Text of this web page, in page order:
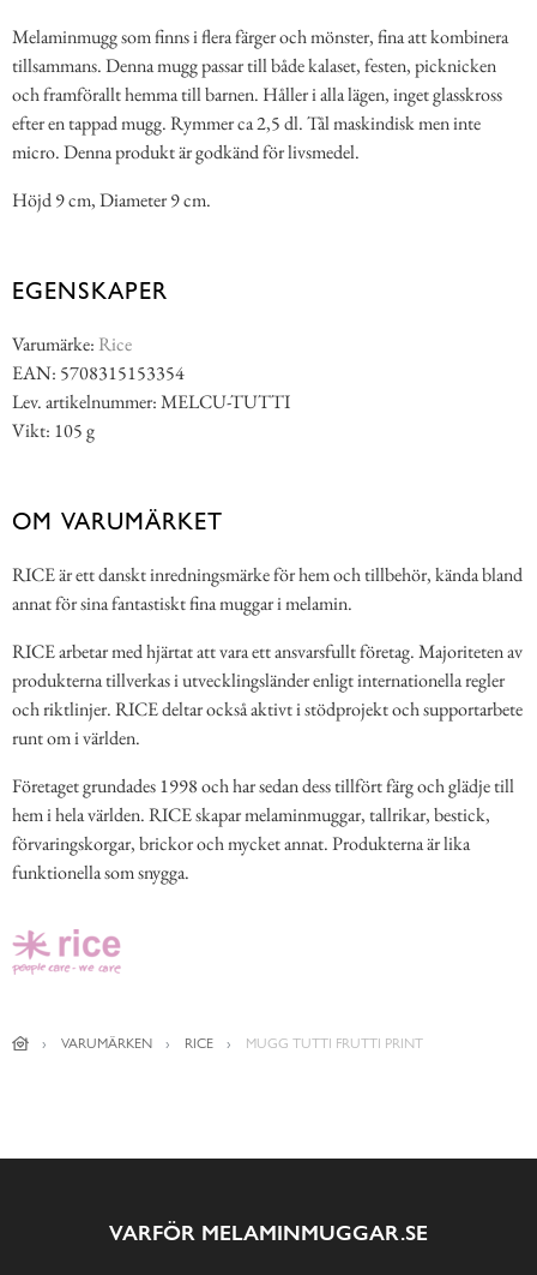
Melaminmugg som finns i flera färger och mönster, fina att kombinera
tillsammans. Denna mugg passar till både kalaset, festen, picknicken
och framförallt hemma till barnen. Håller i alla lägen, inget glasskross
efter en tappad mugg. Rymmer ca 2,5 dl. Tål maskindisk men inte
micro. Denna produkt är godkänd för livsmedel.
Höjd 9 cm, Diameter 9 cm.
EGENSKAPER
Varumärke: Rice
EAN: 5708315153354
Lev. artikelnummer: MELCU-TUTTI
Vikt: 105 g
OM VARUMÄRKET
RICE är ett danskt inredningsmärke för hem och tillbehör, kända bland
annat för sina fantastiskt fina muggar i melamin.
RICE arbetar med hjärtat att vara ett ansvarsfullt företag. Majoriteten av
produkterna tillverkas i utvecklingsländer enligt internationella regler
och riktlinjer. RICE deltar också aktivt i stödprojekt och supportarbete
runt om i världen.
Företaget grundades 1998 och har sedan dess tillfört färg och glädje till
hem i hela världen. RICE skapar melaminmuggar, tallrikar, bestick,
förvaringskorgar, brickor och mycket annat. Produkterna är lika
funktionella som snygga.
VARUMÄRKEN RICE MUGG TUTTI FRUTTI PRINT
VARFÖR MELAMINMUGGAR.SE